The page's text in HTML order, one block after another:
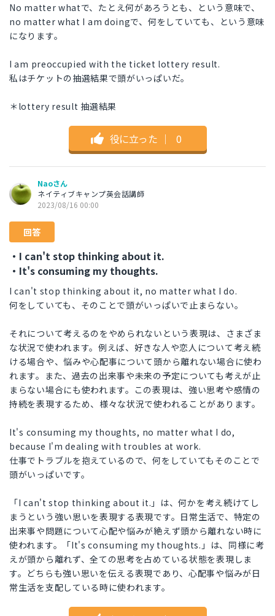
No matter whatで、たとえ何があろうとも、という意味で、
no matter what I am doingで、何をしていても、という意味
になります。
I am preoccupied with the ticket lottery result.
私はチケットの抽選結果で頭がいっぱいだ。
＊lottery result 抽選結果
役に立った ｜ 0
Naoさん
ネイティブキャンプ英会話講師
2023/08/16 00:00
回答
・I can't stop thinking about it.
・It's consuming my thoughts.
I can't stop thinking about it, no matter what I do.
何をしていても、そのことで頭がいっぱいで止まらない。
それについて考えるのをやめられないという表現は、さまざま
な状況で使われます。例えば、好きな人や恋人について考え続
ける場合や、悩みや心配事について頭から離れない場合に使わ
れます。また、過去の出来事や未来の予定についても考えが止
まらない場合にも使われます。この表現は、強い思考や感情の
持続を表現するため、様々な状況で使われることがあります。
It's consuming my thoughts, no matter what I do,
because I'm dealing with troubles at work.
仕事でトラブルを抱えているので、何をしていてもそのことで
頭がいっぱいです。
「I can't stop thinking about it.」は、何かを考え続けてし
まうという強い思いを表現する表現です。日常生活で、特定の
出来事や問題について心配や悩みが絶えず頭から離れない時に
使われます。「It's consuming my thoughts.」は、同様に考
えが頭から離れず、全ての思考を占めている状態を表現しま
す。どちらも強い思いを伝える表現であり、心配事や悩みが日
常生活を支配している時に使われます。